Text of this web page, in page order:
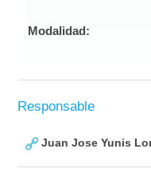
Modalidad:
Responsable
Juan Jose Yunis